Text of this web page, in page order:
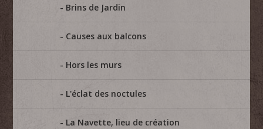
Brins de Jardin
Causes aux balcons
Hors les murs
L'éclat des noctules
La Navette, lieu de création